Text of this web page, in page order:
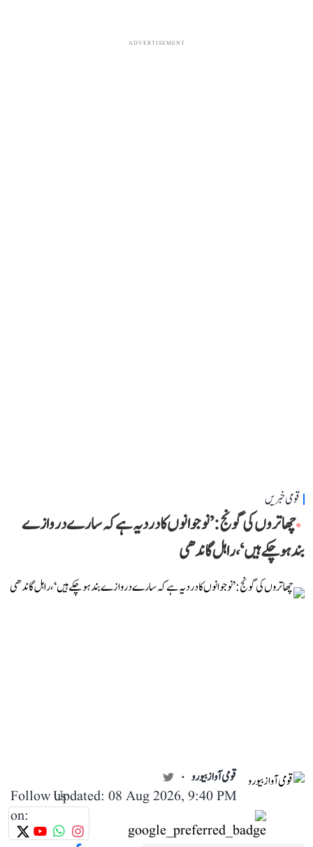
ADVERTISEMENT
قومی خبریں
چھاتروں کی گونج: ’نوجوانوں کا درد یہ ہے کہ سارے دروازے
بند ہو چکے ہیں‘، راہل گاندھی
قومی آواز بیورو
Updated: 08 Aug 2026, 9:40 PM
Follow us
on: